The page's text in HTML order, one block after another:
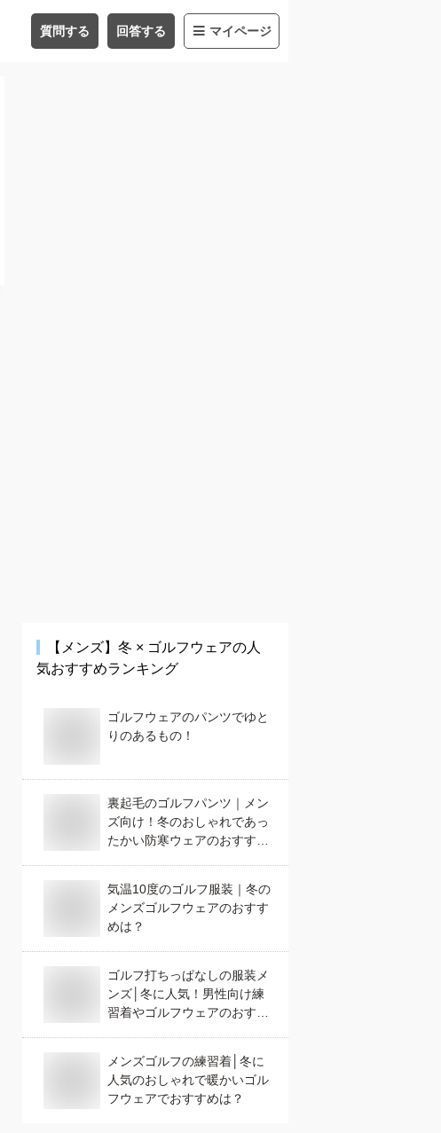
質問する 回答する マイページ
【メンズ】 冬 × ゴルフウェアの人
気おすすめランキング
ゴルフウェアのパンツでゆと
りのあるもの！
裏起毛のゴルフパンツ｜メン
ズ向け！冬のおしゃれであっ
たかい防寒ウェアのおすすめ
気温10度のゴルフ服装｜冬の
メンズゴルフウェアのおすす
めは？
ゴルフ打ちっぱなしの服装メ
ンズ│冬に人気！男性向け練
習着やゴルフウェアのおすす
メンズゴルフの練習着│冬に
人気のおしゃれで暖かいゴル
フウェアでおすすめは？